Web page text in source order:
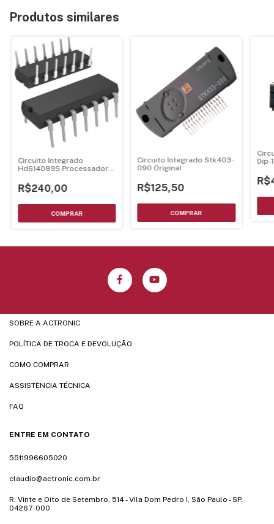
Produtos similares
Circuito Integrado
Hd614089S Processador
R$240,00
Circuito Integrado Stk403-
090 Original
R$125,50
Dip-
SOBRE A ACTRONIC
POLÍTICA DE TROCA E DEVOLUÇÃO
COMO COMPRAR
ASSISTÊNCIA TÉCNICA
FAQ
ENTRE EM CONTATO
5511996605020
claudio@actronic.com.br
R. Vinte e Oito de Setembro, 514 - Vila Dom Pedro I, São Paulo - SP,
04267-000